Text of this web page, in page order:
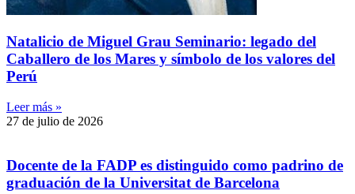
Natalicio de Miguel Grau Seminario: legado del
Caballero de los Mares y símbolo de los valores del
Perú
Leer más »
27 de julio de 2026
Docente de la FADP es distinguido como padrino de
graduación de la Universitat de Barcelona